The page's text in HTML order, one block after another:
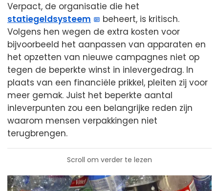
Verpact, de organisatie die het
statiegeldsysteem
beheert, is kritisch.
Volgens hen wegen de extra kosten voor
bijvoorbeeld het aanpassen van apparaten en
het opzetten van nieuwe campagnes niet op
tegen de beperkte winst in inlevergedrag. In
plaats van een financiële prikkel, pleiten zij voor
meer gemak. Juist het beperkte aantal
inleverpunten zou een belangrijke reden zijn
waarom mensen verpakkingen niet
terugbrengen.
Scroll om verder te lezen